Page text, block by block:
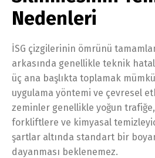
Nedenleri
İSG çizgilerinin ömrünü
arkasında genellikle teknik
üç ana başlıkta toplamak
uygulama yöntemi ve çevresel
zeminler genellikle yoğun trafiğe,
forkliftlere ve kimyasal
şartlar altında standart bir
dayanması beklenemez.